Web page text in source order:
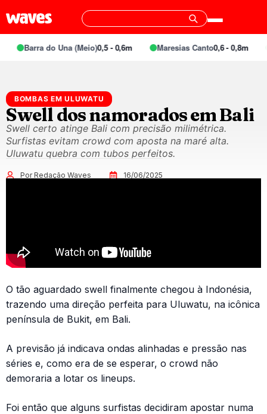
Barra do Una (Meio)0,5 - 0,6m Maresias Canto0,6 - 0,8m
BOMBAS EM ULUWATU
Swell dos namorados em Bali
Swell certo atinge Bali com precisão milimétrica.
Surfistas evitam crowd com aposta na maré alta.
Uluwatu quebra com tubos perfeitos.
Por Redação Waves 16/06/2025
O tão aguardado swell finalmente chegou à Indonésia,
trazendo uma direção perfeita para Uluwatu, na icônica
península de Bukit, em Bali.
A previsão já indicava ondas alinhadas e pressão nas
séries e, como era de se esperar, o crowd não
demoraria a lotar os lineups.
Foi então que alguns surfistas decidiram apostar numa